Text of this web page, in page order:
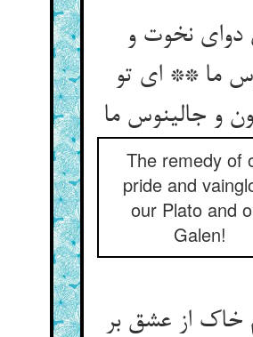
دوای نخوت و
ما ** ای تو
و جالینوس ما
The remedy of
pride and
our Plato and
Galen!
از عشق بر